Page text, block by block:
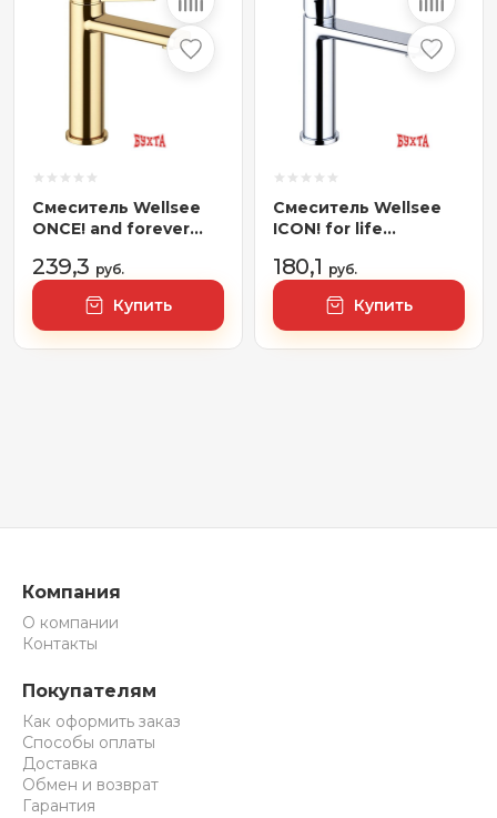
Смеситель Wellsee
ONCE! and forever
239,3 руб.
Купить
Смеситель Wellsee
ICON! for life
180,1 руб.
Купить
Компания
О компании
Контакты
Покупателям
Как оформить заказ
Способы оплаты
Доставка
Обмен и возврат
Гарантия